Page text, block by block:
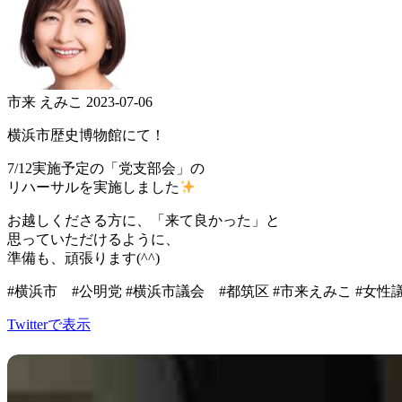
市来 えみこ 2023-07-06
横浜市歴史博物館にて！
7/12実施予定の「党支部会」の
リハーサルを実施しました
お越しくださる方に、「来て良かった」と
思っていただけるように、
準備も、頑張ります(^^)
#横浜市 #公明党 #横浜市議会 #都筑区 #市来えみこ #女性
Twitterで表示